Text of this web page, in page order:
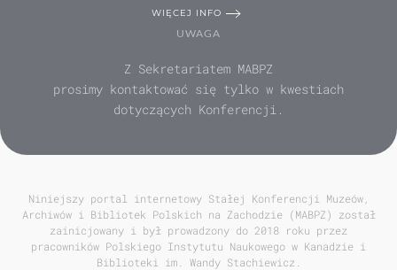
WIĘCEJ INFO
UWAGA
Z Sekretariatem MABPZ
prosimy kontaktować się tylko w kwestiach
dotyczących Konferencji.
Niniejszy portal internetowy Stałej Konferencji Muzeów,
Archiwów i Bibliotek Polskich na Zachodzie (MABPZ) został
zainicjowany i był prowadzony do 2018 roku przez
pracowników Polskiego Instytutu Naukowego w Kanadzie i
Biblioteki im. Wandy Stachiewicz.